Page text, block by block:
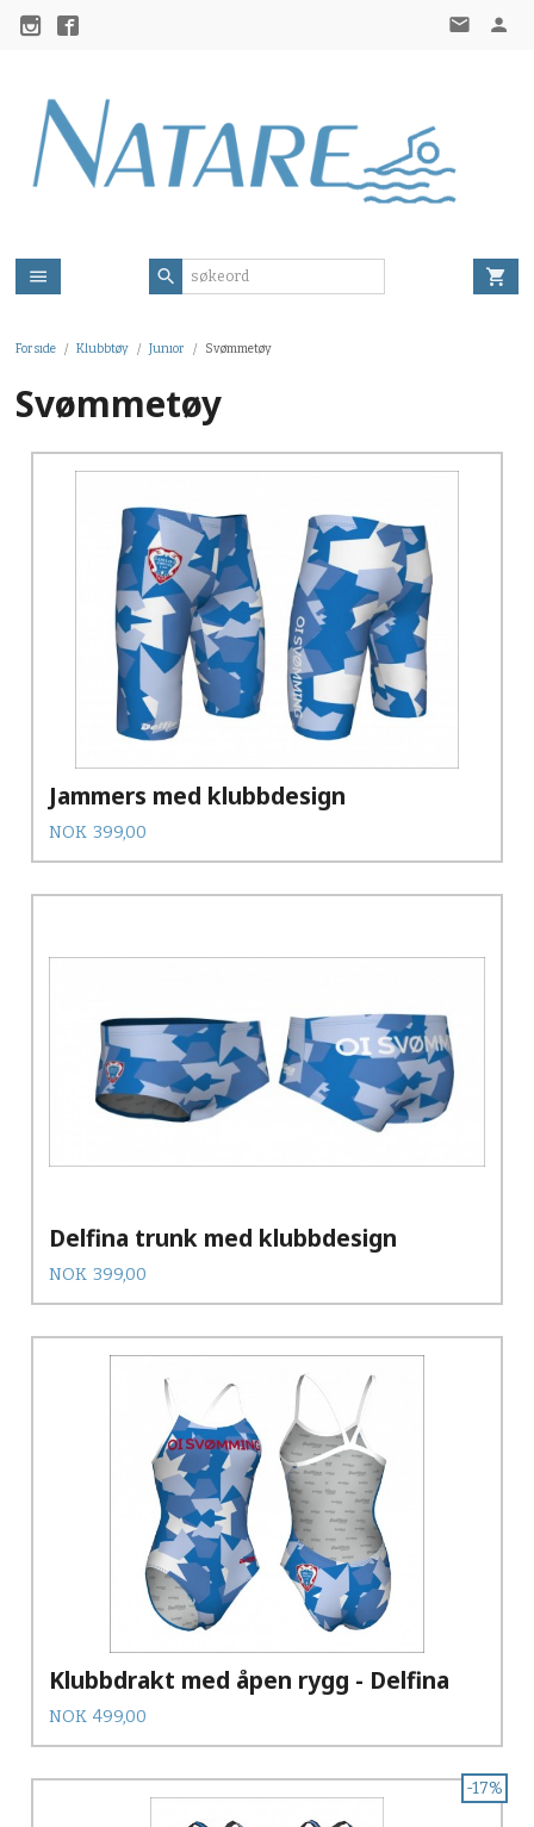
Forside Klubbtøy Junior Svømmetøy
Svømmetøy
Jammers med klubbdesign
Pris
NOK 399,00
Delfina trunk med klubbdesign
Pris
NOK 399,00
Klubbdrakt med åpen rygg - Delfina
Pris
NOK 499,00
-17%